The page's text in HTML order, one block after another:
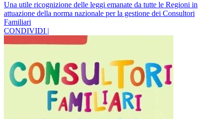
Una utile ricognizione delle leggi emanate da tutte le Regioni in
attuazione della norma nazionale per la gestione dei Consultori
Familiari
CONDIVIDI |